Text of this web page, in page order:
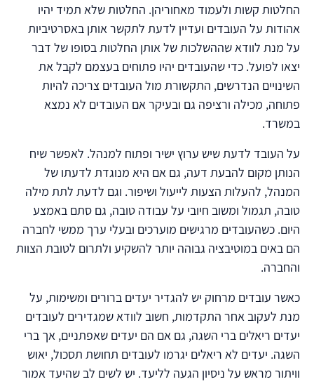
החלטות קשות ולעמוד מאחוריהן. החלטות שלא תמיד יהיו
אהודות על העובדים ועדיין לדעת לתקשר אותן באסרטיביות
על מנת לוודא שההשלכות של אותן החלטות בסופו של דבר
יצאו לפועל. כדי שהעובדים יהיו פתוחים בעצמם לקבל את
השינויים הנדרשים, התקשורת מול העובדים צריכה להיות
פתוחה, מכילה ורציפה גם ובעיקר אם העובדים לא נמצא
במשרד.
על העובד לדעת שיש ערוץ ישיר ופתוח למנהל. לאפשר שיח
הנותן מקום להבעת דעה, גם אם היא מנוגדת לדעתו של
המנהל, להעלות הצעות לייעול ושיפור. וגם לדעת לתת מילה
טובה, תגמול ומשוב חיובי על עבודה טובה, גם סתם באמצע
היום. כשהעובדים מרגישים מוערכים ובעלי ערך ממשי לחברה
הם באים במוטיבציה גבוהה יותר להשקיע ולתרום לטובת הצוות
והחברה.
כאשר עובדים מרחוק יש להגדיר יעדים ברורים ומשימות, על
מנת לעקוב אחר התקדמות, חשוב לוודא שמגדירים לעובדים
יעדים ריאלים ברי השגה, גם אם הם יעדים שאפתניים, אך ברי
השגה. יעדים לא ריאלים יגרמו לעובדים תחושת תסכול, יאוש
וויתור מראש על ניסיון הגעה לליעד. יש לשים לב שהיעד אמור